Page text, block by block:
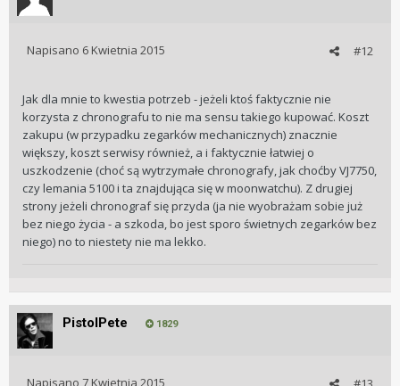
#12
Napisano 6 Kwietnia 2015
Jak dla mnie to kwestia potrzeb - jeżeli ktoś faktycznie nie
korzysta z chronografu to nie ma sensu takiego kupować. Koszt
zakupu (w przypadku zegarków mechanicznych) znacznie
większy, koszt serwisy również, a i faktycznie łatwiej o
uszkodzenie (choć są wytrzymałe chronografy, jak choćby VJ7750,
czy lemania 5100 i ta znajdująca się w moonwatchu). Z drugiej
strony jeżeli chronograf się przyda (ja nie wyobrażam sobie już
bez niego życia - a szkoda, bo jest sporo świetnych zegarków bez
niego) no to niestety nie ma lekko.
PistolPete 1829
Napisano 7 Kwietnia 2015